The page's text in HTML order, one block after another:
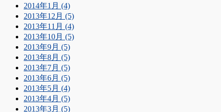
2014年1月 (4)
2013年12月 (5)
2013年11月 (4)
2013年10月 (5)
2013年9月 (5)
2013年8月 (5)
2013年7月 (5)
2013年6月 (5)
2013年5月 (4)
2013年4月 (5)
2013年3月 (5)